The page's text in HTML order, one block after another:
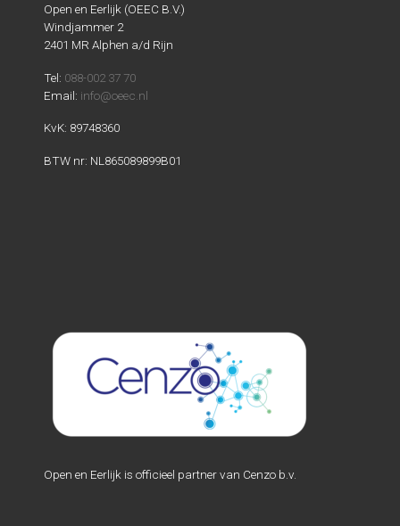
Open en Eerlijk (OEEC B.V.)
Windjammer 2
2401 MR Alphen a/d Rijn
Tel: 088-002 37 70
Email: info@oeec.nl
KvK: 89748360
BTW nr: NL865089899B01
Open en Eerlijk is officieel partner van Cenzo b.v.